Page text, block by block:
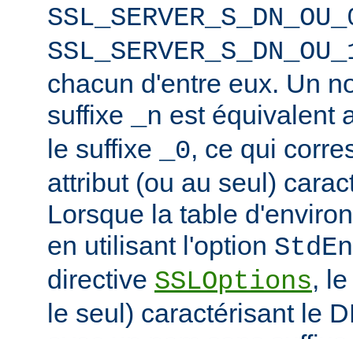
chacun d'entre eux. Un
suffixe
_n est équivalent
le suffixe
_0, ce qui
attribut (ou au seul)
Lorsque la table
en utilisant l'option
directive SSLOptions,
le seul) caractérisant le